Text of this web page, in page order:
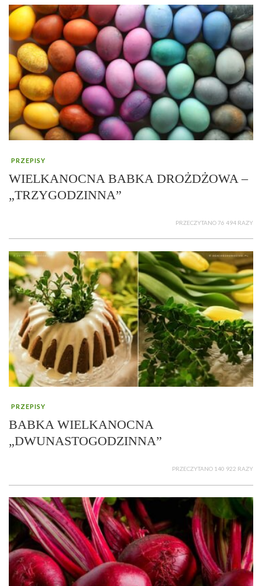
PRZEPISY
WIELKANOCNA BABKA DROŻDŻOWA –
„TRZYGODZINNA”
PRZECZYTANO 76 494 RAZY
PRZEPISY
BABKA WIELKANOCNA
„DWUNASTOGODZINNA”
PRZECZYTANO 140 922 RAZY